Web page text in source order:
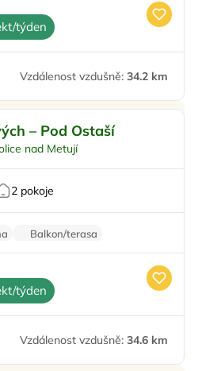
týden
Vzdálenost vzdušně: 34.2 km
– Pod Ostaší
nad Metují
2 pokoje
Balkon/terasa
Pračka
týden
Vzdálenost vzdušně: 34.6 km